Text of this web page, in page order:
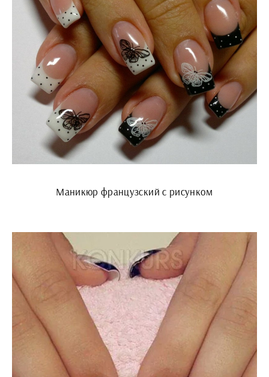
Маникюр французский с рисунком